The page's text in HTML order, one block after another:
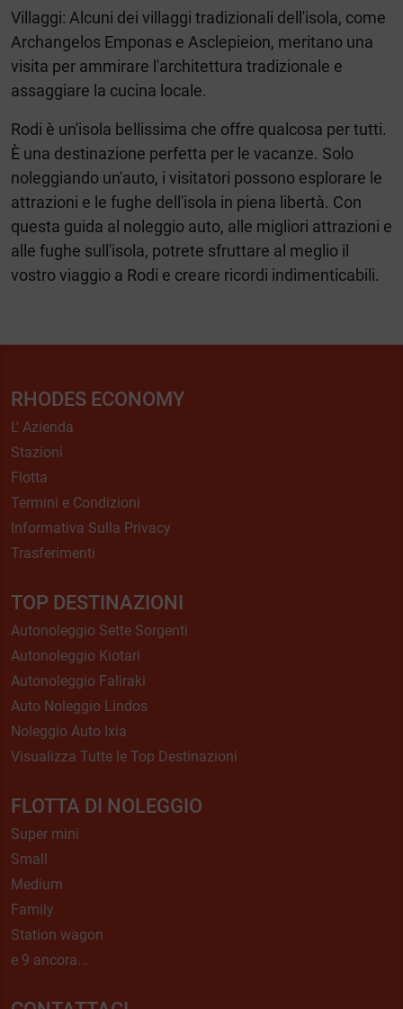
Villaggi: Alcuni dei villaggi tradizionali dell'isola, come
Archangelos Emponas e Asclepieion, meritano una
visita per ammirare l'architettura tradizionale e
assaggiare la cucina locale.
Rodi è un'isola bellissima che offre qualcosa per tutti.
È una destinazione perfetta per le vacanze. Solo
noleggiando un'auto, i visitatori possono esplorare le
attrazioni e le fughe dell'isola in piena libertà. Con
questa guida al noleggio auto, alle migliori attrazioni e
alle fughe sull'isola, potrete sfruttare al meglio il
vostro viaggio a Rodi e creare ricordi indimenticabili.
RHODES ECONOMY
L' Azienda
Stazioni
Flotta
Termini e Condizioni
Informativa Sulla Privacy
Trasferimenti
TOP DESTINAZIONI
Autonoleggio Sette Sorgenti
Autonoleggio Kiotari
Autonoleggio Faliraki
Auto Noleggio Lindos
Noleggio Auto Ixia
Visualizza Tutte le Top Destinazioni
FLOTTA DI NOLEGGIO
Super mini
Small
Medium
Family
Station wagon
e 9 ancora...